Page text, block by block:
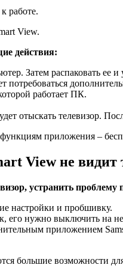
работе.
View.
действия:
Затем распаковать ее и
работает ПК.
отыскать телевизор.
приложения –
View не видит
устранить
настройки и пробшивку.
его нужно выключить на
приложением
большие возможности